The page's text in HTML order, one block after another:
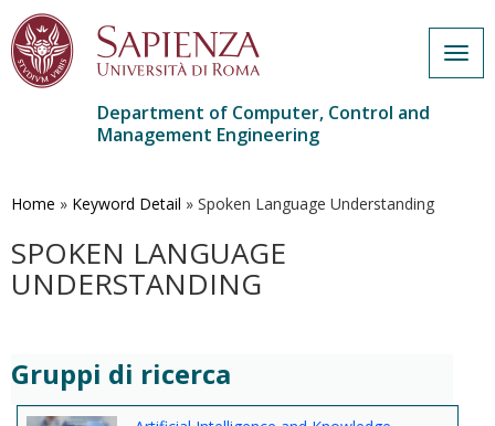
main
Department of Computer, Control and
Management Engineering
Home » Keyword Detail » Spoken Language Understanding
SPOKEN LANGUAGE
UNDERSTANDING
Gruppi di ricerca